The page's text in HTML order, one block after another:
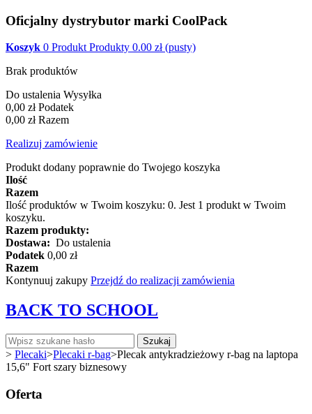
Oficjalny dystrybutor marki CoolPack
Koszyk 0 Produkt Produkty 0.00 zł (pusty)
Brak produktów
Do ustalenia Wysyłka
0,00 zł Podatek
0,00 zł Razem
Realizuj zamówienie
Produkt dodany poprawnie do Twojego koszyka
Ilość
Razem
Ilość produktów w Twoim koszyku: 0. Jest 1 produkt w Twoim
koszyku.
Razem produkty:
Dostawa: Do ustalenia
Podatek 0,00 zł
Razem
Kontynuuj zakupy Przejdź do realizacji zamówienia
BACK TO SCHOOL
Szukaj
> Plecaki>Plecaki r-bag>Plecak antykradzieżowy r-bag na laptopa
15,6" Fort szary biznesowy
Oferta